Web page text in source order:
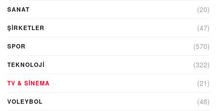
SANAT (20)
ŞIRKETLER (47)
SPOR (570)
TEKNOLOJİ (322)
TV & SINEMA (21)
VOLEYBOL (48)